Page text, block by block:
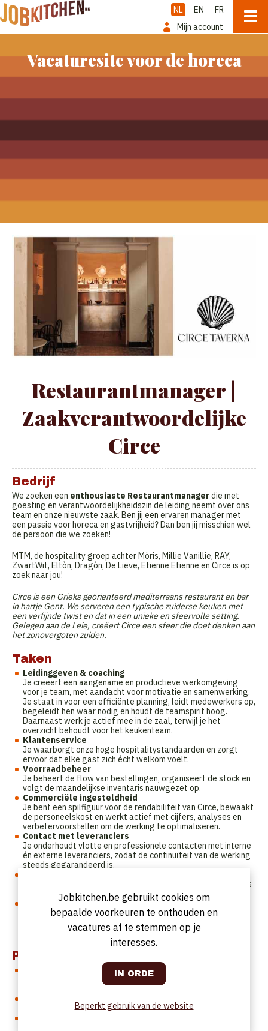
NL EN
FR
Mijn account
Vacaturesite voor de horeca
Restaurantmanager |
Zaakverantwoordelijke
Circe
Bedrijf
We zoeken een enthousiaste Restaurantmanagerdie met
goesting en verantwoordelijkheidszin de leiding neemt over ons
team en onze nieuwste zaak. Ben jij een ervaren manager met
een passie voor horeca en gastvrijheid? Dan ben jij misschien wel
de persoon die we zoeken!
MTM, de hospitality groep achter Mòris, Millie Vanillie, RAY,
ZwartWit, Eltòn, Dragòn, De Lieve, Etienne Etienne en Circe is op
zoek naar jou!
Circe is een Grieks geörienteerd mediterraans restaurant en bar
in hartje Gent. We serveren een typische zuiderse keuken met
een verfijnde twist en dat in een unieke en sfeervolle setting.
Gelegen aan de Leie, creëert Circe een sfeer die doet denken aan
het zonovergoten zuiden.
Taken
Leidinggeven & coaching
Je creëert een aangename en productieve werkomgeving
voor je team, met aandacht voor motivatie en samenwerking.
Je staat in voor een efficiënte planning, leidt medewerkers op,
begeleidt hen waar nodig en houdt de teamspirit hoog.
Daarnaast werk je actief mee in de zaal, terwijl je het
overzicht behoudt voor het keukenteam.
Klantenservice
Je waarborgt onze hoge hospitalitystandaarden en zorgt
ervoor dat elke gast zich écht welkom voelt.
Voorraadbeheer
Je beheert de flow van bestellingen, organiseert de stock en
volgt de maandelijkse inventaris nauwgezet op.
Commerciële ingesteldheid
Je bent een spilfiguur voor de rendabiliteit van Circe, bewaakt
de personeelskost en werkt actief met cijfers, analyses en
verbetervoorstellen om de werking te optimaliseren.
Contact met leveranciers
Je onderhoudt vlotte en professionele contacten met interne
én externe leveranciers, zodat de continuïteit van de werking
steeds gegarandeerd is.
Je werkt nauw samen met onze marketingmanager om acties
van de zaak te ondersteunen en de branding te versterken.
Communicatie
Je bent de verbindende schakel tussen het team en het
management. Je rapporteert via onze communicatietools en
teammeetings, en zorgt ervoor dat informatie vlot stroomt.
Profiel
Je beschikt over minstens drie jaar relevante ervaring in het
aansturen van een team binnen de horeca, idealiter in een
operationele en gastgerichte context.
betrokken met een sterk gevoel voor verantwoordelijkheid.
Jobkitchen.be gebruikt cookies om
bepaalde voorkeuren te onthouden en
vacatures af te stemmen op je
interesses.
Beperkt gebruik van de website